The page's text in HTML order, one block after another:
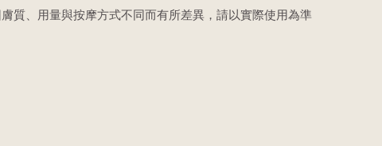
質、用量與按摩方式不同而有所差異，請以實際使用為準